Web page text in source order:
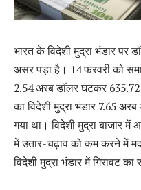
भारत के विदेशी मुद्रा भंडार पर
असर पड़ा है। 14 फरवरी को
2.54 अरब डॉलर घटकर
का विदेशी मुद्रा भंडार 7.65
गया था। विदेशी मुद्रा बाजार
में उतार-चढ़ाव को कम करने में
विदेशी मुद्रा भंडार में गिरावट